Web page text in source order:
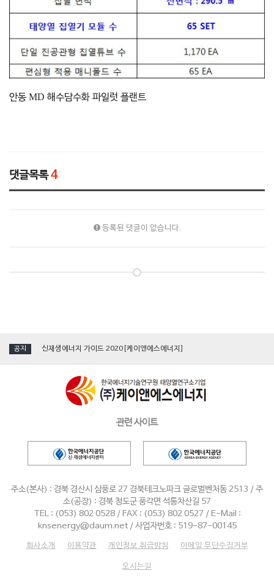
안동 MD 해수담수화 파일럿 플랜트
댓글목록4
등록된 댓글이 없습니다.
공지 신재생에너지 가이드 2020[케이앤에스에너지]
[영상_aving]케이앤에스에너지_2019 국제그린에너지엑스포
신재생에너지 가이드 2020[케이앤에스에너지]
[영상_aving]케이앤에스에너지_2019 국제그린에너지엑스포
2019 에너지대전 참가[케이앤에스에너지]
관련 사이트
주소(본사) : 경북 경산시 삼풍로 27 경북테크노파크 글로벌벤처동 2513 / 주
소(공장) : 경북 청도군 풍각면 석통차산길 57
TEL : (053) 802 0528 / FAX : (053) 802 0527 / E-Mail :
knsenergy@daum.net / 사업자번호 : 519-87-00145
회사소개 이용약관 개인정보 취급방침 이메일 무단수집거부
오시는길